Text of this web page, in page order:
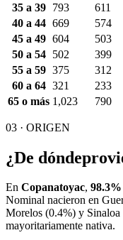
35 a 39
793 611
40 a 44 669 574
45 a 49 604 503
50 a 54
502 399
55 a 59 375 312
60 a 64 321 233
65 o más 1,023 790
03 · ORIGEN
¿De dónde
En Copanatoyac, 98.3%
Nominal nacieron en
Morelos (0.4%) y Sinaloa
mayoritariamente nativa.